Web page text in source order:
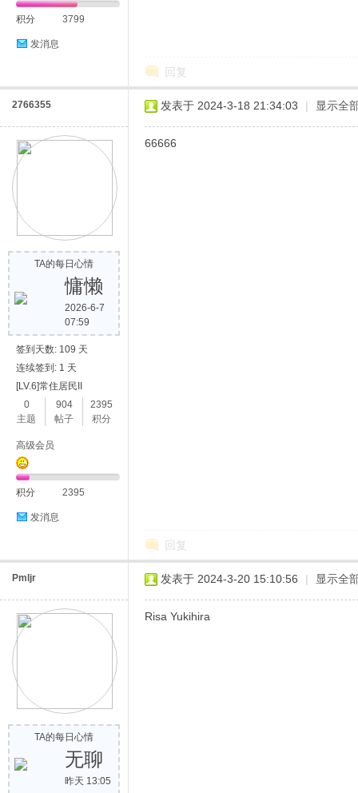
积分 3799
发消息
回复
2766355
TA的每日心情
慵懒
2026-6-7
07:59
签到天数: 109 天
连续签到: 1 天
[LV.6]常住居民II
0
主题
904
帖子
2395
积分
高级会员
积分 2395
发消息
发表于 2024-3-18 21:34:03 | 显示全
66666
回复
Pmljr
TA的每日心情
无聊
昨天 13:05
发表于 2024-3-20 15:10:56 | 显示全
Risa Yukihira